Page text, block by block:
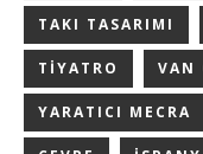
TAKI TASARIMI
TIYATRO VAN
YARATICI MECRA